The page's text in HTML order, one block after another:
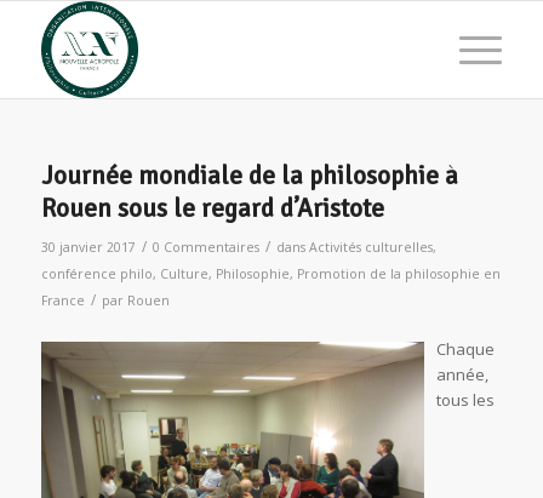
Journée mondiale de la philosophie à
Rouen sous le regard d’Aristote
30 janvier 2017 / 0 Commentaires / dans Activités culturelles,
conférence philo, Culture, Philosophie, Promotion de la philosophie en
France / par Rouen
Chaque
année,
tous les